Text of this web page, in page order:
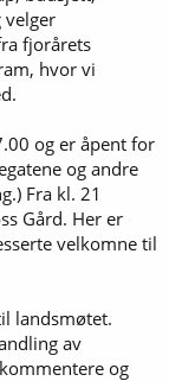
velger
fjorårets
hvor vi
og er åpent for
og andre
Fra kl. 21
Gård. Her er
velkomne til
landsmøtet.
av
og